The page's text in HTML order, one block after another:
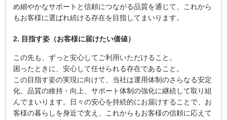
め細やかなサポートと信頼につながる品質を通じて、これから
もお客様に選ばれ続ける存在を目指してまいります。
2. 目指す姿（お客様に届けたい価値）
この先も、ずっと安心してご利用いただけること。
困ったときに、安心して任せられる存在であること。
この目指す姿の実現に向けて、当社は運用体制のさらなる安定
化、品質の維持・向上、サポート体制の強化に継続して取り組
んでまいります。日々の安心を持続的にお届けすることで、お
客様の暮らしを身近で支え、これからもお客様の信頼に応えて